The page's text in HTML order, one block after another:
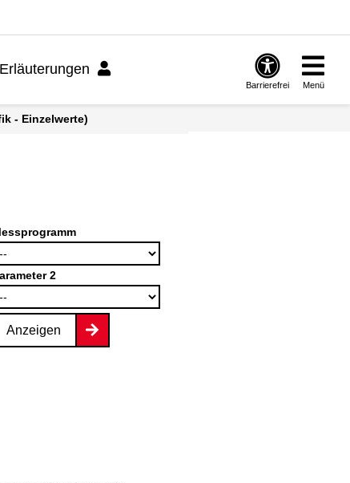
Erläuterungen
Barrierefrei Menü
- Einzelwerte)
2
Anzeigen